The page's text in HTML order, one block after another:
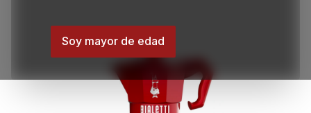
Soy mayor de edad